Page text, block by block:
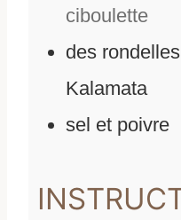
ciboulette
des
Kalamata
sel et poivre